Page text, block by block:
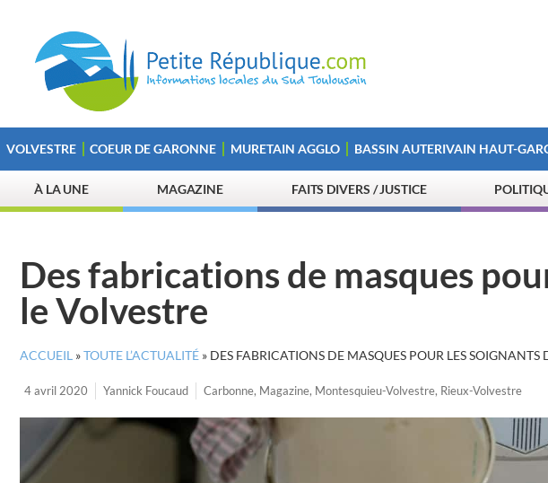
VOLVESTRE COEUR DE GARONNE MURETAIN AGGLO BASSIN AUTERIVAIN HAUT-
À LA UNE MAGAZINE FAITS DIVERS / JUSTICE
Des fabrications de masques
le Volvestre
ACCUEIL »TOUTE L’ACTUALITÉ » DES FABRICATIONS DE MASQUES POUR LES SOIGNANTS
4 avril 2020 Yannick Foucaud Carbonne, Magazine, Montesquieu-Volvestre, Rieux-Volvestre